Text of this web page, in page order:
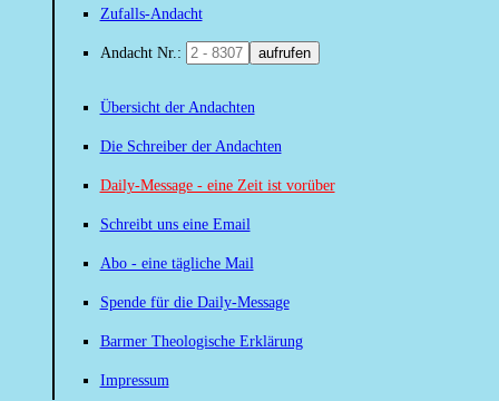
Zufalls-Andacht
Andacht Nr.: aufrufen
Übersicht der Andachten
Die Schreiber der Andachten
Daily-Message - eine Zeit ist vorüber
Schreibt uns eine Email
Abo - eine tägliche Mail
Spende für die Daily-Message
Barmer Theologische Erklärung
Impressum